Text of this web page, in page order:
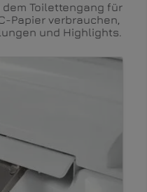
dem Toilettengang für
Papier verbrauchen,
und Highlights.